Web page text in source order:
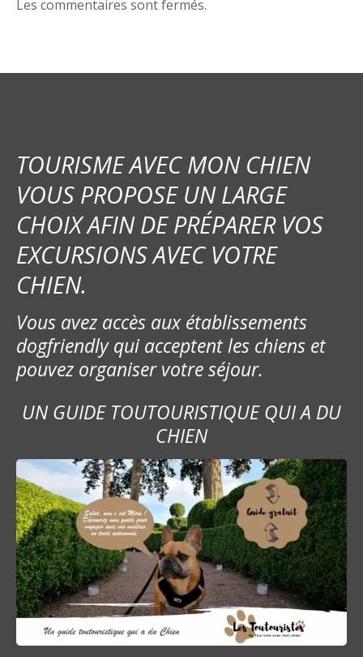
c
e
Les commentaires sont fermés.
TOURISME AVEC MON CHIEN
VOUS PROPOSE UN LARGE
CHOIX AFIN DE PRÉPARER VOS
EXCURSIONS AVEC VOTRE
CHIEN.
Vous avez accès aux établissements
dogfriendly qui acceptent les chiens et
pouvez organiser votre séjour.
UN GUIDE TOUTOURISTIQUE QUI A DU
CHIEN